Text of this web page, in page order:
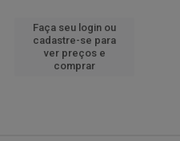
Faça seu login ou
cadastre-se para
ver preços e
comprar